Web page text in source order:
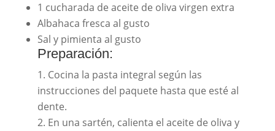
1 cucharada de aceite de oliva virgen extra
Albahaca fresca al gusto
Sal y pimienta al gusto
Preparación:
Cocina la pasta integral según las
instrucciones del paquete hasta que esté al
dente.
En una sartén, calienta el aceite de oliva y